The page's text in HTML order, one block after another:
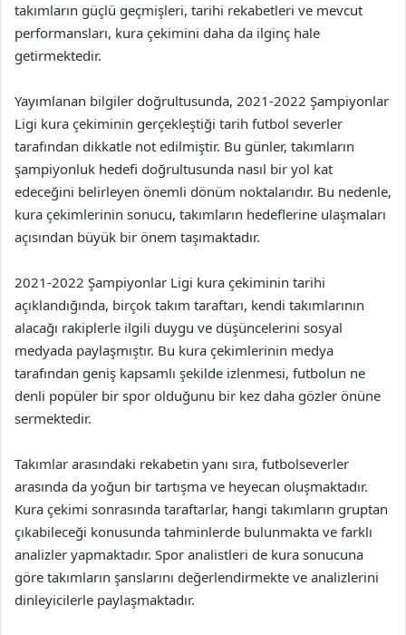
takımların güçlü geçmişleri, tarihi rekabetleri ve mevcut
performansları, kura çekimini daha da ilginç hale
getirmektedir.
Yayımlanan bilgiler doğrultusunda, 2021-2022 Şampiyonlar
Ligi kura çekiminin gerçekleştiği tarih futbol severler
tarafından dikkatle not edilmiştir. Bu günler, takımların
şampiyonluk hedefi doğrultusunda nasıl bir yol kat
edeceğini belirleyen önemli dönüm noktalarıdır. Bu nedenle,
kura çekimlerinin sonucu, takımların hedeflerine ulaşmaları
açısından büyük bir önem taşımaktadır.
2021-2022 Şampiyonlar Ligi kura çekiminin tarihi
açıklandığında, birçok takım taraftarı, kendi takımlarının
alacağı rakiplerle ilgili duygu ve düşüncelerini sosyal
medyada paylaşmıştır. Bu kura çekimlerinin medya
tarafından geniş kapsamlı şekilde izlenmesi, futbolun ne
denli popüler bir spor olduğunu bir kez daha gözler önüne
sermektedir.
Takımlar arasındaki rekabetin yanı sıra, futbolseverler
arasında da yoğun bir tartışma ve heyecan oluşmaktadır.
Kura çekimi sonrasında taraftarlar, hangi takımların gruptan
çıkabileceği konusunda tahminlerde bulunmakta ve farklı
analizler yapmaktadır. Spor analistleri de kura sonucuna
göre takımların şanslarını değerlendirmekte ve analizlerini
dinleyicilerle paylaşmaktadır.